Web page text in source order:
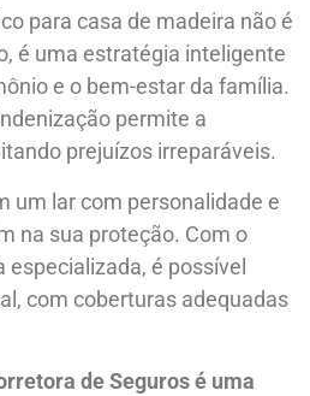
para casa de madeira não é
é uma estratégia inteligente
e o bem-estar da família.
permite a
prejuízos irreparáveis.
um lar com personalidade e
na sua proteção. Com o
especializada, é possível
com coberturas adequadas
de Seguros é uma